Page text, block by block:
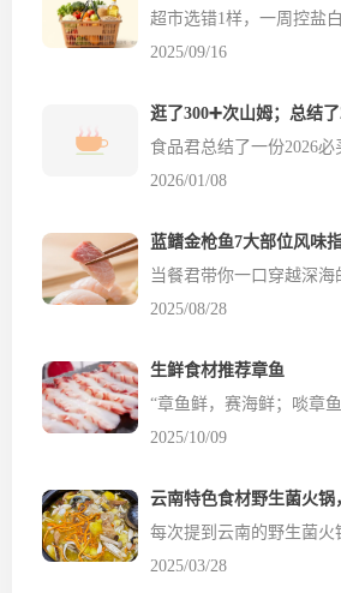
2025/09/16
逛了300➕次山姆；总结
2026/01/08
2025/08/28
生鲜食材推荐章鱼
2025/10/09
云南特色食材野生菌火
2025/03/28